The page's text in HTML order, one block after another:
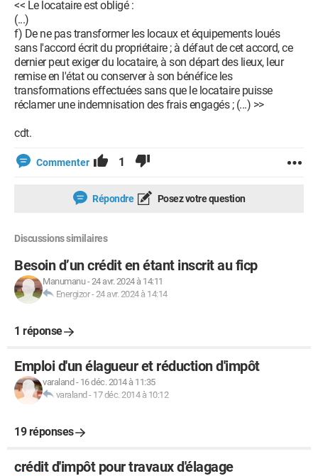
<< Le locataire est obligé :
(...)
f) De ne pas transformer les locaux et équipements loués
sans l'accord écrit du propriétaire ; à défaut de cet accord, ce
dernier peut exiger du locataire, à son départ des lieux, leur
remise en l'état ou conserver à son bénéfice les
transformations effectuées sans que le locataire puisse
réclamer une indemnisation des frais engagés ; (...) >>
cdt.
Commenter 1
Répondre Posez votre question
Discussions similaires
Besoin d’un crédit en étant inscrit au ficp
Manumanu-24 avr. 2024 à 14:11
Energizor-24 avr. 2024 à 14:14
1 réponse
Emploi d'un élagueur et réduction d'impôt
varaland - 16 déc. 2014 à 11:35
varaland - 17 déc. 2014 à 10:12
19 réponses
crédit d'impôt pour travaux d'élagage